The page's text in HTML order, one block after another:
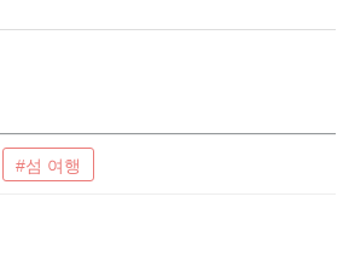
#섬 여행